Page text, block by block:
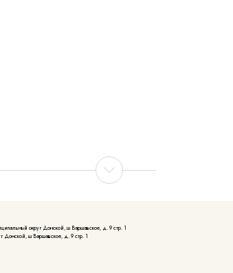
округ Донской, ш Варшавское, д. 9 стр. 1
Донской, ш Варшавское, д. 9 стр. 1